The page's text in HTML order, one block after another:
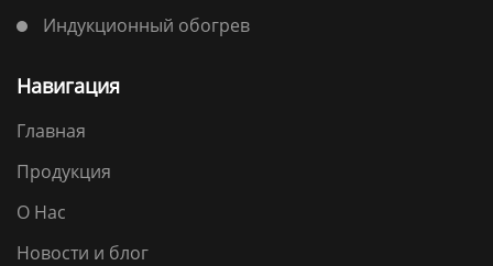
Индукционный обогрев
Навигация
Главная
Продукция
О Нас
Новости и блог